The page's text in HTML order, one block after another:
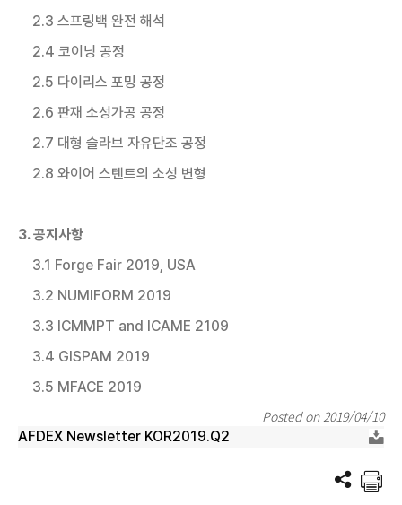
2.3 스프링백 완전 해석
2.4 코이닝 공정
2.5 다이리스 포밍 공정
2.6 판재 소성가공 공정
2.7 대형 슬라브 자유단조 공정
2.8 와이어 스텐트의 소성 변형
3. 공지사항
3.1 Forge Fair 2019, USA
3.2 NUMIFORM 2019
3.3 ICMMPT and ICAME 2109
3.4 GISPAM 2019
3.5 MFACE 2019
Posted on 2019/04/10
AFDEX Newsletter KOR2019.Q2